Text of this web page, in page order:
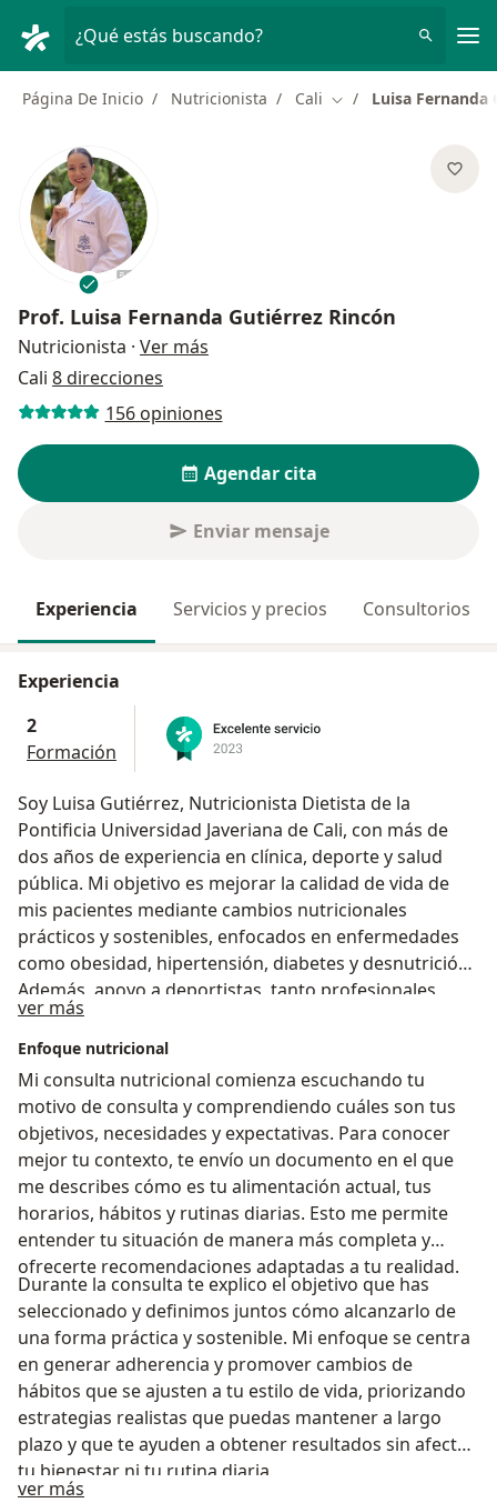
¿Qué estás buscando?
Página De Inicio Nutricionista Cali Cambiar de ciudad
Luisa Fernanda
Prof. Luisa Fernanda Gutiérrez Rincón
Nutricionista · Ver más
Cali 8 direcciones
156 opiniones
Agendar cita
Enviar mensaje
Experiencia Servicios y precios Consultorios
Experiencia
2
Formación
Soy Luisa Gutiérrez, Nutricionista Dietista de la
Pontificia Universidad Javeriana de Cali, con más de
dos años de experiencia en clínica, deporte y salud
pública. Mi objetivo es mejorar la calidad de vida de
mis pacientes mediante cambios nutricionales
prácticos y sostenibles, enfocados en enfermedades
como obesidad, hipertensión, diabetes y desnutrición.
Además, apoyo a deportistas, tanto profesionales
como aficionados, a optimizar su rendimiento a través
de una alimentación balanceada y saludable. Te
ayudaré a llevar una alimentación rica, fácil de seguir y
sin complicaciones. Si buscas mejorar tu salud o
rendimiento, ¡agenda una cita conmigo! Estoy aquí
para ayudarte a alcanzar tus metas de forma efectiva y
duradera. Escribeme al WhatsApp
ver más
Enfoque nutricional
Mi consulta nutricional comienza escuchando tu
motivo de consulta y comprendiendo cuáles son tus
objetivos, necesidades y expectativas. Para conocer
mejor tu contexto, te envío un documento en el que
me describes cómo es tu alimentación actual, tus
horarios, hábitos y rutinas diarias. Esto me permite
entender tu situación de manera más completa y
ofrecerte recomendaciones adaptadas a tu realidad.
Durante la consulta te explico el objetivo que has
seleccionado y definimos juntos cómo alcanzarlo de
una forma práctica y sostenible. Mi enfoque se centra
en generar adherencia y promover cambios de
hábitos que se ajusten a tu estilo de vida, priorizando
estrategias realistas que puedas mantener a largo
plazo y que te ayuden a obtener resultados sin afectar
tu bienestar ni tu rutina diaria.
ver más